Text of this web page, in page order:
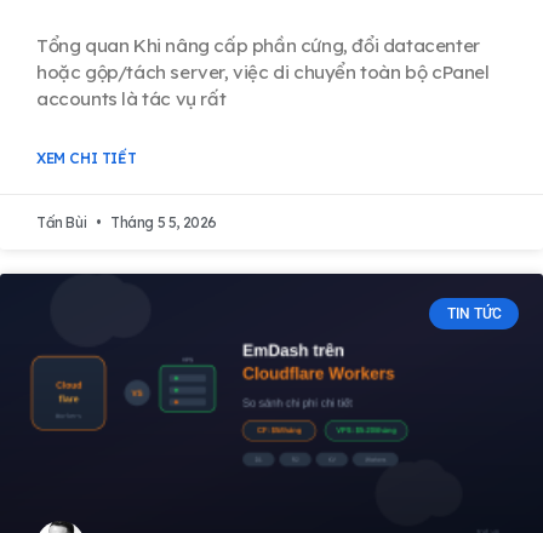
Tổng quan Khi nâng cấp phần cứng, đổi datacenter
hoặc gộp/tách server, việc di chuyển toàn bộ cPanel
accounts là tác vụ rất
XEM CHI TIẾT
Tấn Bùi Tháng 5 5, 2026
TIN TỨC